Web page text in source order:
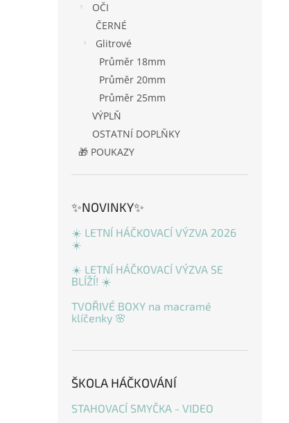
OČI
ČERNÉ
Glitrové
Průměr 18mm
Průměr 20mm
Průměr 25mm
VÝPLŇ
OSTATNÍ DOPLŇKY
🎁 POUKAZY
✨NOVINKY✨
☀️ LETNÍ HÁČKOVACÍ VÝZVA 2026
☀️
☀️ LETNÍ HÁČKOVACÍ VÝZVA SE
BLÍŽÍ! ☀️
TVOŘIVÉ BOXY na macramé
klíčenky 🌸
ŠKOLA HÁČKOVÁNÍ
STAHOVACÍ SMYČKA - VIDEO